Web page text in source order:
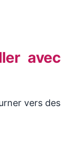
avec
vers des